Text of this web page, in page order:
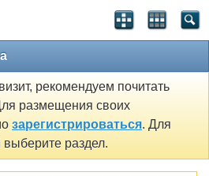
рекомендуем почитать
размещения своих
зарегистрироваться. Для
раздел.